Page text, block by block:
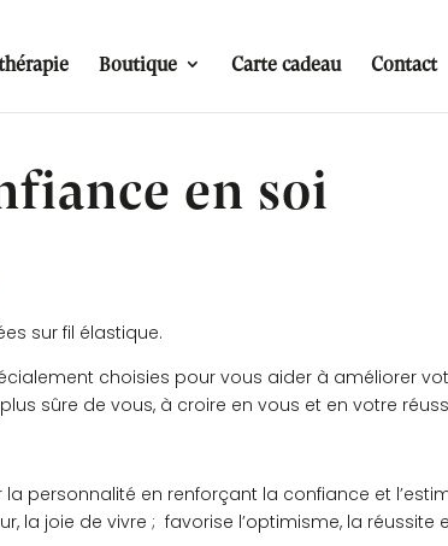
Boutique Carte cadeau Contact
en soi
sur fil élastique.
choisies pour vous aider à améliorer
sûre de vous, à croire en vous et en votre
personnalité en renforçant la confiance et
la joie de vivre ; favorise l’optimisme, la réussite